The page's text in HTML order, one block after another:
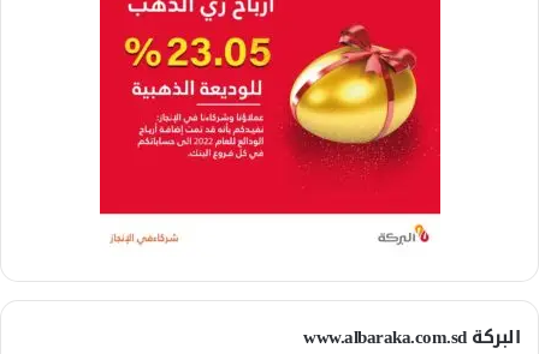
البركة www.albaraka.com.sd